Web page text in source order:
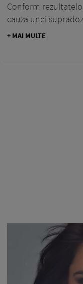
Conform
cauza unei
+ MAI MULTE